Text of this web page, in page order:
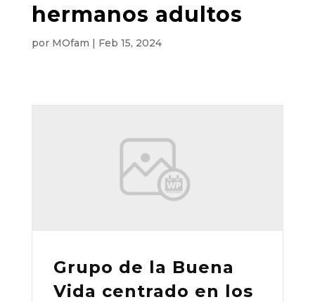
hermanos adultos
por MOfam | Feb 15, 2024
Grupo de la Buena
Vida centrado en los